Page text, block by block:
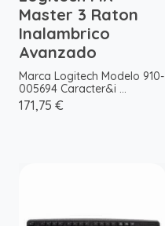
Master 3 Raton
Inalambrico
Avanzado
Marca Logitech Modelo 910-
005694 Caracter&i ...
171,75 €